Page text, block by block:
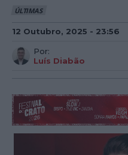
ÚLTIMAS
12 Outubro, 2025 - 23:56
Por:
Luís Diabão